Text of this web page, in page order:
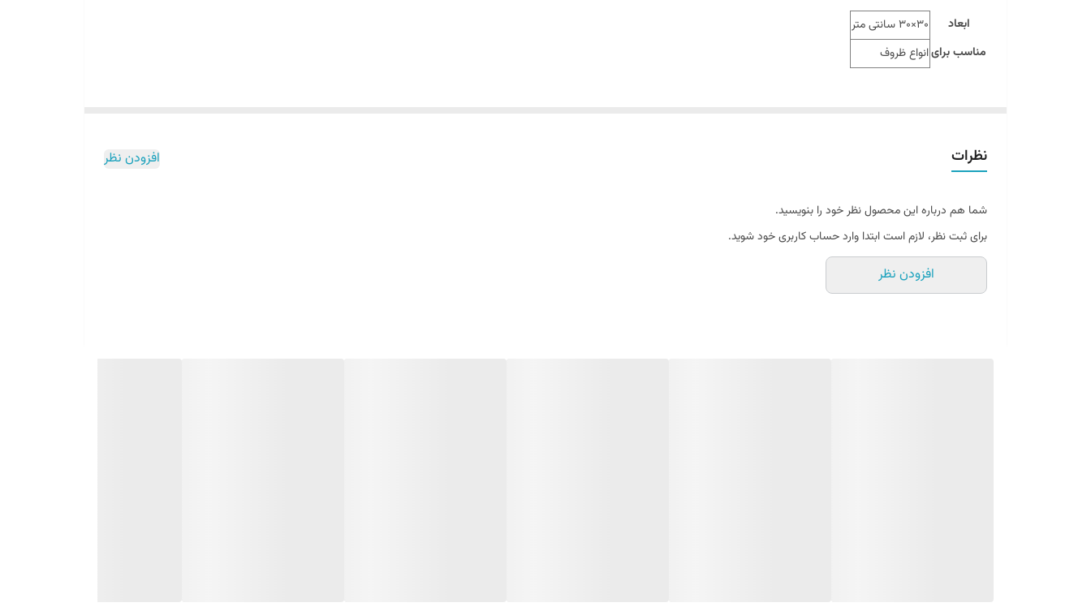
ابعاد
30×30 سانتی متر
مناسب برایانواع ظروف
نظرات افزودن نظر
شما هم درباره این محصول نظر خود را بنویسید.
برای ثبت نظر، لازم است ابتدا وارد حساب کاربری خود شوید.
افزودن نظر